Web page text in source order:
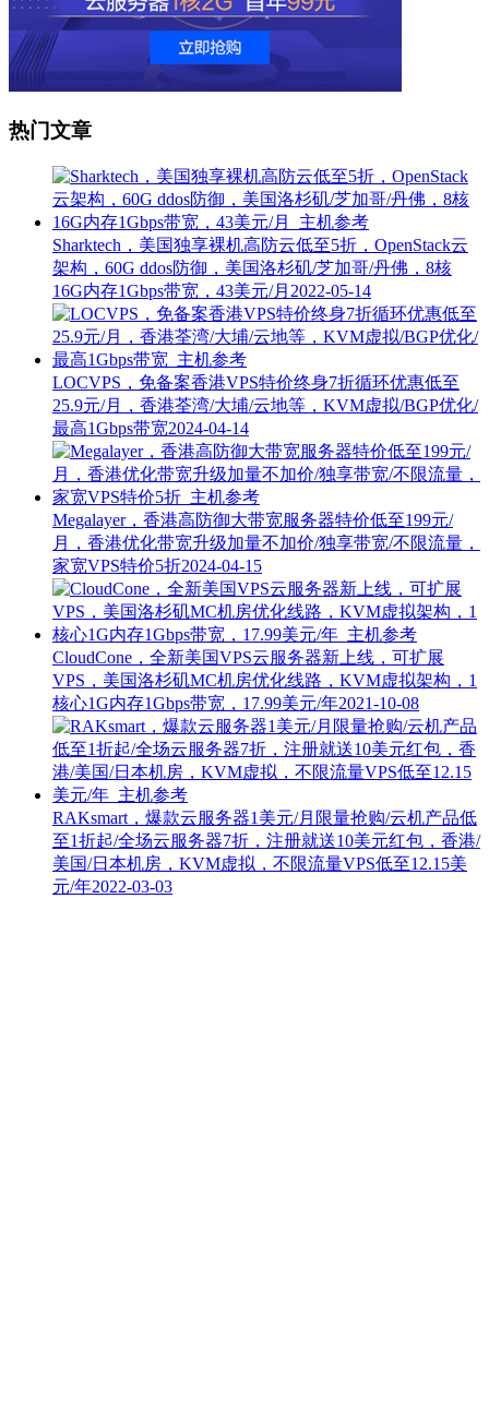
热门文章
Sharktech，美国独享裸机高防云低至5折，OpenStack云
架构，60G ddos防御，美国洛杉矶/芝加哥/丹佛，8核
16G内存1Gbps带宽，43美元/月 2022-05-14
LOCVPS，免备案香港VPS特价终身7折循环优惠低至
25.9元/月，香港荃湾/大埔/云地等，KVM虚拟/BGP优化/
最高1Gbps带宽2024-04-14
Megalayer，香港高防御大带宽服务器特价低至199元/
月，香港优化带宽升级加量不加价/独享带宽/不限流量，
家宽VPS特价5折2024-04-15
CloudCone，全新美国VPS云服务器新上线，可扩展
VPS，美国洛杉矶MC机房优化线路，KVM虚拟架构，1
核心1G内存1Gbps带宽，17.99美元/年2021-10-08
RAKsmart，爆款云服务器1美元/月限量抢购/云机产品低
至1折起/全场云服务器7折，注册就送10美元红包，香港/
美国/日本机房，KVM虚拟，不限流量VPS低至12.15美
元/年2022-03-03